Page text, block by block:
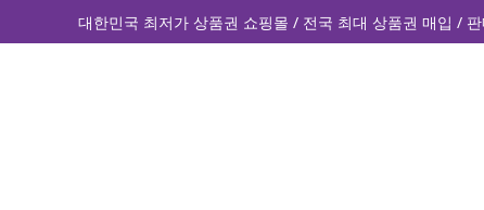
대한민국 최저가 상품권 쇼핑몰 / 전국 최대 상품권 매입 / 판